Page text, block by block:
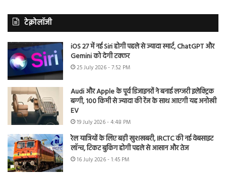
टेक्नोलॉजी
iOS 27 में नई Siri होगी पहले से ज्यादा स्मार्ट, ChatGPT और
Gemini को देगी टक्कर
25 July 2026 - 7:52 PM
Audi और Apple के पूर्व डिजाइनरों ने बनाई लग्जरी इलेक्ट्रिक
बग्गी, 100 किमी से ज्यादा की रेंज के साथ आएगी यह अनोखी
EV
19 July 2026 - 4:48 PM
रेल यात्रियों के लिए बड़ी खुशखबरी, IRCTC की नई वेबसाइट
लॉन्च, टिकट बुकिंग होगी पहले से आसान और तेज
16 July 2026 - 1:45 PM